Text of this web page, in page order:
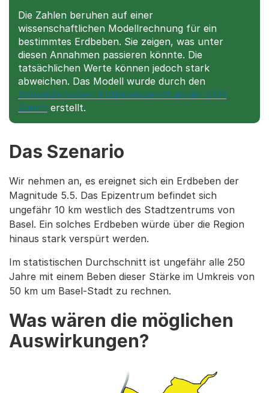
Die Zahlen beruhen auf einer
wissenschaftlichen Modellrechnung für ein
bestimmtes Erdbeben. Sie zeigen, was unter
diesen Annahmen passieren könnte. Die
tatsächlichen Werte können jedoch stark
abweichen. Das Modell wurde durch den
Schweizerischen Erdbebendienst an der ETH
Zürich erstellt.
Das Szenario
Wir nehmen an, es ereignet sich ein Erdbeben der
Magnitude 5.5. Das Epizentrum befindet sich
ungefähr 10 km westlich des Stadtzentrums von
Basel. Ein solches Erdbeben würde über die Region
hinaus stark verspürt werden.
Im statistischen Durchschnitt ist ungefähr alle 250
Jahre mit einem Beben dieser Stärke im Umkreis von
50 km um Basel-Stadt zu rechnen.
Was wären die möglichen
Auswirkungen?